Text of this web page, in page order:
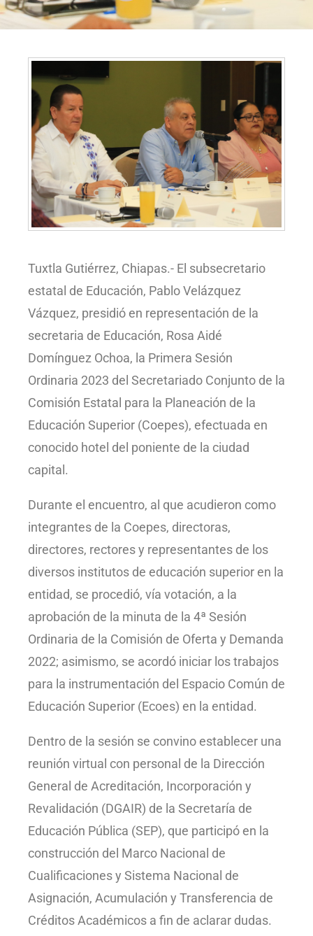
Tuxtla Gutiérrez, Chiapas.- El subsecretario
estatal de Educación, Pablo Velázquez
Vázquez, presidió en representación de la
secretaria de Educación, Rosa Aidé
Domínguez Ochoa, la Primera Sesión
Ordinaria 2023 del Secretariado Conjunto de la
Comisión Estatal para la Planeación de la
Educación Superior (Coepes), efectuada en
conocido hotel del poniente de la ciudad
capital.
Durante el encuentro, al que acudieron como
integrantes de la Coepes, directoras,
directores, rectores y representantes de los
diversos institutos de educación superior en la
entidad, se procedió, vía votación, a la
aprobación de la minuta de la 4ª Sesión
Ordinaria de la Comisión de Oferta y Demanda
2022; asimismo, se acordó iniciar los trabajos
para la instrumentación del Espacio Común de
Educación Superior (Ecoes) en la entidad.
Dentro de la sesión se convino establecer una
reunión virtual con personal de la Dirección
General de Acreditación, Incorporación y
Revalidación (DGAIR) de la Secretaría de
Educación Pública (SEP), que participó en la
construcción del Marco Nacional de
Cualificaciones y Sistema Nacional de
Asignación, Acumulación y Transferencia de
Créditos Académicos a fin de aclarar dudas.